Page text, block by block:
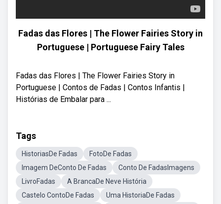
Fadas das Flores | The Flower Fairies Story in
Portuguese | Portuguese Fairy Tales
Fadas das Flores | The Flower Fairies Story in
Portuguese | Contos de Fadas | Contos Infantis |
Histórias de Embalar para ...
Tags
HistoriasDe Fadas
FotoDe Fadas
Imagem DeConto De Fadas
Conto De FadasImagens
LivroFadas
A BrancaDe Neve História
Castelo ContoDe Fadas
Uma HistoriaDe Fadas